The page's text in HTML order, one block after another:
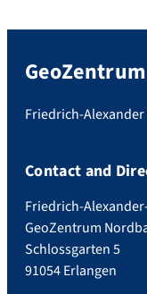
Friedrich-
Contact and
Friedrich-
GeoZentrum
Schlossgarten 5
91054 Erlangen